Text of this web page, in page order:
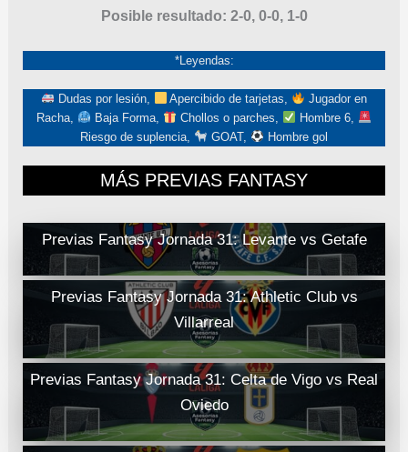
Posible resultado: 2-0, 0-0, 1-0
*Leyendas:
Dudas por lesión, Apercibido de tarjetas,
Jugador en
Racha,
Baja Forma, Chollos o parches,
Hombre 6,
Riesgo de suplencia,
GOAT, Hombre gol
MÁS PREVIAS FANTASY
Previas Fantasy Jornada 31: Levante vs Getafe
Previas Fantasy Jornada 31: Athletic Club vs
Villarreal
Previas Fantasy Jornada 31: Celta de Vigo vs Real
Oviedo